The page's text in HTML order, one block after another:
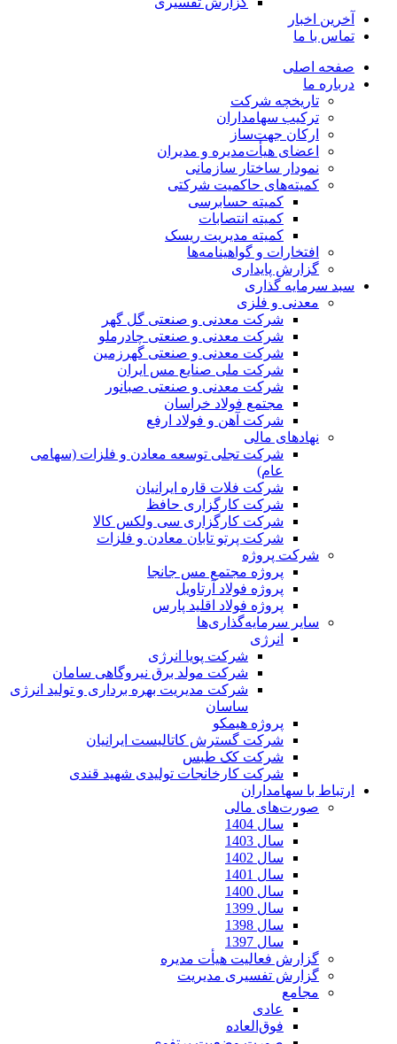
آخرین اخبار
تماس با ما
صفحه اصلی
درباره ما
تاریخچه شرکت
ترکیب سهامداران
ارکان جهت‌ساز
اعضای هیأت‌مدیره و مدیران
نمودار ساختار سازمانی
کمیته‌های حاکمیت شرکتی
کمیته حسابرسی
کمیته انتصابات
کمیته مدیریت ریسک
افتخارات و گواهینامه‌ها
گزارش پایداری
سبد سرمایه گذاری
معدنی و فلزی
شرکت معدنی و صنعتی گل گهر
شرکت معدنی و صنعتی چادرملو
شرکت معدنی و صنعتی گهرزمین
شرکت ملی صنایع مس ایران
شرکت معدنی و صنعتی صبانور
مجتمع فولاد خراسان
شرکت آهن و فولاد ارفع
نهادهای مالی
شرکت تجلی توسعه معادن و فلزات (سهامی
عام)
شرکت فلات قاره ایرانیان
شرکت کارگزاری حافظ
شرکت کارگزاری سی ولکس کالا
شرکت پرتو تابان معادن و فلزات
شرکت پروژه
پروژه مجتمع مس جانجا
پروژه فولاد آرتاویل
پروژه فولاد اقلید پارس
سایر سرمایه‌گذاری‌ها
انرژی
شرکت پویا انرژی
شرکت مولد برق نیروگاهی سامان
شرکت مدیریت بهره برداری و تولید انرژی
ساسان
پروژه هیمکو
شرکت گسترش کاتالیست ایرانیان
شرکت کک طبس
شرکت کارخانجات تولیدی شهید قندی
ارتباط با سهامداران
صورت‌های مالی
سال 1404
سال 1403
سال 1402
سال 1401
سال 1400
سال 1399
سال 1398
سال 1397
گزارش فعالیت هیأت مدیره
گزارش تفسیری مدیریت
مجامع
عادی
فوق‌العاده